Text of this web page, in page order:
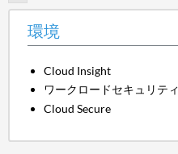
環境
Cloud Insight
ワークロードセキュリティ
Cloud Secure